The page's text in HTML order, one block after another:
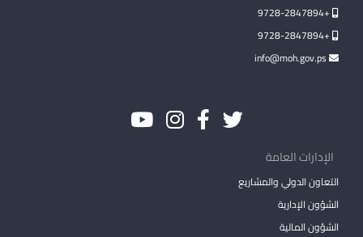
+9728-2847894
+9728-2847894
الإدارات العامة
التعاون الدولي والمشاريع
الشؤون الإدارية
الشؤون المالية